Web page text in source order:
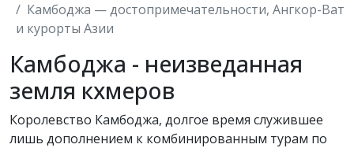
Камбоджа — достопримечательности, Ангкор-Ват
и курорты Азии
Камбоджа - неизведанная
земля кхмеров
Королевство Камбоджа, долгое время служившее
лишь дополнением к комбинированным турам по